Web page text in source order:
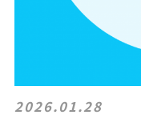
2026.01.28